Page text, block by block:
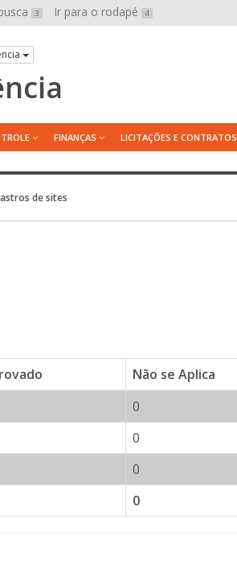
3 Ir para o rodapé 4
FINANÇAS LICITAÇÕES E CONTRATOS
de sites
Não se Aplica
0
0
0
0